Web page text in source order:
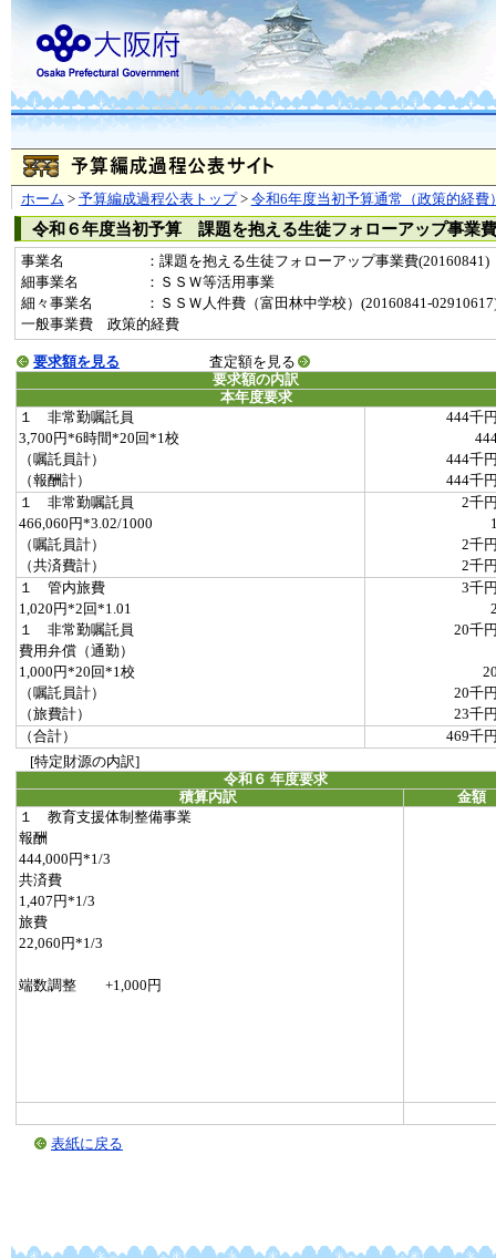
ホーム > 予算編成過程公表トップ> 令和6年度当初予算通常（政策的経費
令和６年度当初予算 課題を抱える生徒フォローアップ事業費
事業名
：課題を抱える生徒フォローアップ事業費(20160841)
細事業名
：ＳＳＷ等活用事業
細々事業名
：ＳＳＷ人件費（富田林中学校）(20160841-
一般事業費 政策的経費
要求額を見る
査定額を見る
要求額の内訳
本年度要求
１ 非常勤嘱託員
444千
3,700円*6時間*20回*1校
（嘱託員計）
444千
（報酬計）
444千
１ 非常勤嘱託員
2千
466,060円*3.02/1000
（嘱託員計）
2千
（共済費計）
2千
１ 管内旅費
3千
1,020円*2回*1.01
１ 非常勤嘱託員
20千
費用弁償（通勤）
1,000円*20回*1校
（嘱託員計）
20千
（旅費計）
23千
（合計）
469千
[特定財源の内訳]
令和６ 年度要求
積算内訳
金額
１ 教育支援体制整備事業
報酬
444,000円*1/3
共済費
1,407円*1/3
旅費
22,060円*1/3
端数調整 +1,000円
表紙に戻る